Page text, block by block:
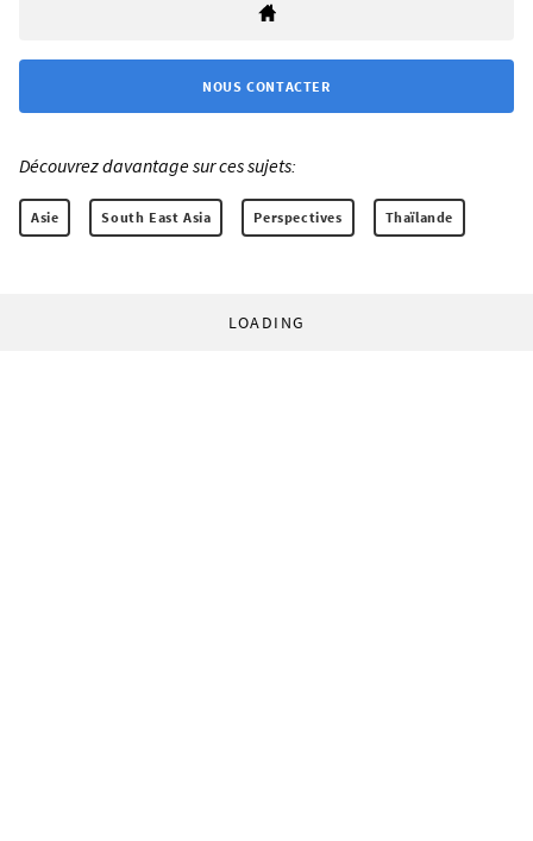
NOUS CONTACTER
Découvrez davantage sur ces sujets:
Asie South East Asia Perspectives Thaïlande
LOADING